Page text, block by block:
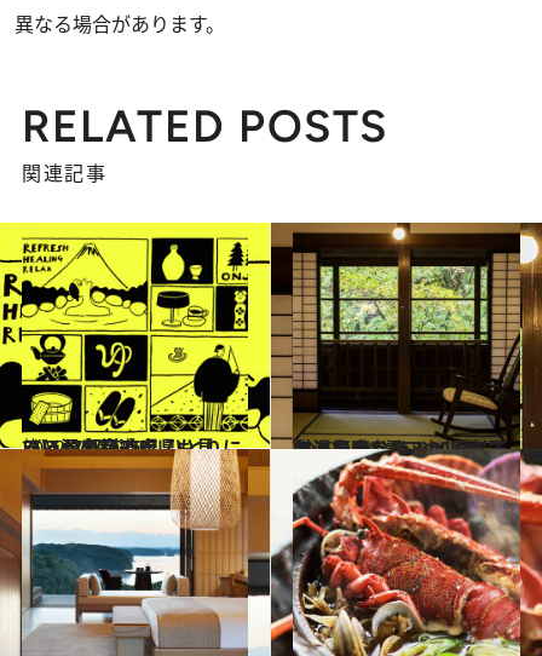
異なる場合があります。
RELATED POSTS
関連記事
2022.2.10
《ほかの都道府県も見る》47都道府県 ひとりにいい温泉宿250
旅＆お出かけ 2020.1.19
名湯で叶う15,000円以下の温泉宿8選 これは絶対、行かなきゃソンです
旅＆お出かけ